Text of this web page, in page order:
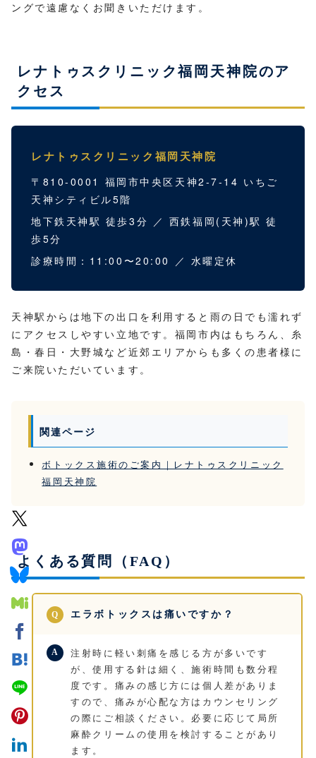
ングで遠慮なくお聞きいただけます。
レナトゥスクリニック福岡天神院のア
クセス
レナトゥスクリニック福岡天神院
〒810-0001 福岡市中央区天神2-7-14 いちご
天神シティビル5階
地下鉄天神駅 徒歩3分 ／ 西鉄福岡(天神)駅 徒
歩5分
診療時間：11:00〜20:00 ／ 水曜定休
天神駅からは地下の出口を利用すると雨の日でも濡れず
にアクセスしやすい立地です。福岡市内はもちろん、糸
島・春日・大野城など近郊エリアからも多くの患者様に
ご来院いただいています。
関連ページ
ボトックス施術のご案内｜レナトゥスクリニック
福岡天神院
よくある質問（FAQ）
エラボトックスは痛いですか？
注射時に軽い刺痛を感じる方が多いです
が、使用する針は細く、施術時間も数分程
度です。痛みの感じ方には個人差がありま
すので、痛みが心配な方はカウンセリング
の際にご相談ください。必要に応じて局所
麻酔クリームの使用を検討することがあり
ます。